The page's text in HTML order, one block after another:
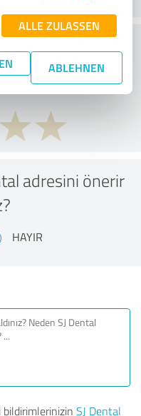
ALLE ZULASSEN
ABLEHNEN
hakkında ne
adresini önerir
HAYIR
bildirimlerinizin SJ Dental